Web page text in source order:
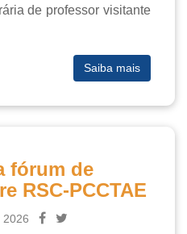
de professor visitante
Saiba mais
fórum de
RSC-PCCTAE
2026